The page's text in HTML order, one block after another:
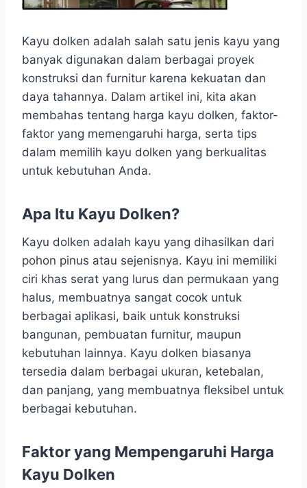
Kayu dolken adalah salah satu jenis kayu yang
banyak digunakan dalam berbagai proyek
konstruksi dan furnitur karena kekuatan dan
daya tahannya. Dalam artikel ini, kita akan
membahas tentang harga kayu dolken, faktor-
faktor yang memengaruhi harga, serta tips
dalam memilih kayu dolken yang berkualitas
untuk kebutuhan Anda.
Apa Itu Kayu Dolken?
Kayu dolken adalah kayu yang dihasilkan dari
pohon pinus atau sejenisnya. Kayu ini memiliki
ciri khas serat yang lurus dan permukaan yang
halus, membuatnya sangat cocok untuk
berbagai aplikasi, baik untuk konstruksi
bangunan, pembuatan furnitur, maupun
kebutuhan lainnya. Kayu dolken biasanya
tersedia dalam berbagai ukuran, ketebalan,
dan panjang, yang membuatnya fleksibel untuk
berbagai kebutuhan.
Faktor yang Mempengaruhi Harga
Kayu Dolken